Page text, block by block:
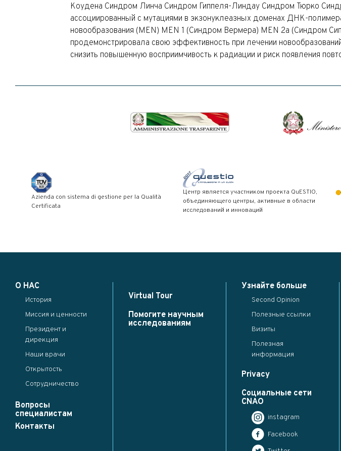
Коудена Синдром Линча Синдром Гиппеля-Линдау Синдром Тюрко
ассоциированный с мутациями в экзонуклеазных доменах ДНК-
новообразования (MEN) MEN 1 (Синдром Вермера) MEN 2a (Синдром
продемонстрировала свою эффективность при лечении
снизить повышенную восприимчивость к радиации и риск появления
Azienda con sistema di gestione per la Qualità
Certificata
Центр является участником проекта QuESTIO,
объединяющего центры, активные в области
исследований и инноваций
О НАС
История
Миссия и ценности
Президент и
дирекция
Наши врачи
Открытость
Сотрудничество
Вопросы
специалистам
Контакты
Virtual Tour
Помогите научным
исследованиям
Узнайте больше
Second Opinion
Полезные ссылки
Визиты
Полезная
информация
Privacy
Социальные сети
CNAO
instagram
Facebook
Save changes